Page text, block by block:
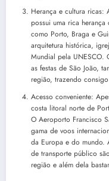
Herança e cultura
possui uma rica
como Porto, Braga e
arquitetura histórica,
Mundial pela UNESCO.
as festas de São João,
região, trazendo
Acesso conveniente:
costa litoral norte de
O Aeroporto Francisco
gama de voos
da Europa e do mundo.
de transporte público
região e além dela